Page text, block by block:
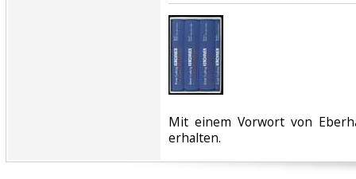
‎Mit einem Vorwort von
erhalten.‎